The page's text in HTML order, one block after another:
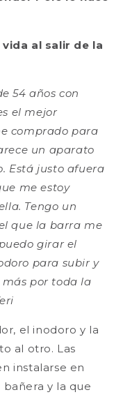
al salir de la
54 años con
el mejor
comprado para
un aparato
Está justo afuera
me estoy
Tengo un
que la barra me
girar el
para subir y
más por toda la
el inodoro y la
al otro. Las
instalarse en
y la que